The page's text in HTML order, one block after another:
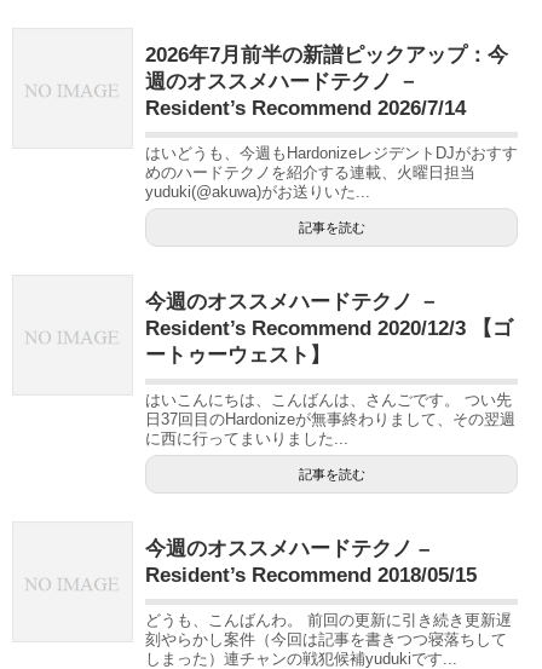
2026年7月前半の新譜ピックアップ：今
週のオススメハードテクノ －
Resident’s Recommend 2026/7/14
はいどうも、今週もHardonizeレジデントDJがおすす
めのハードテクノを紹介する連載、火曜日担当
yuduki(@akuwa)がお送りいた...
記事を読む
今週のオススメハードテクノ －
Resident’s Recommend 2020/12/3 【ゴ
ートゥーウェスト】
はいこんにちは、こんばんは、さんごです。 つい先
日37回目のHardonizeが無事終わりまして、その翌週
に西に行ってまいりました...
記事を読む
今週のオススメハードテクノ –
Resident’s Recommend 2018/05/15
どうも、こんばんわ。 前回の更新に引き続き更新遅
刻やらかし案件（今回は記事を書きつつ寝落ちして
しまった）連チャンの戦犯候補yudukiです...